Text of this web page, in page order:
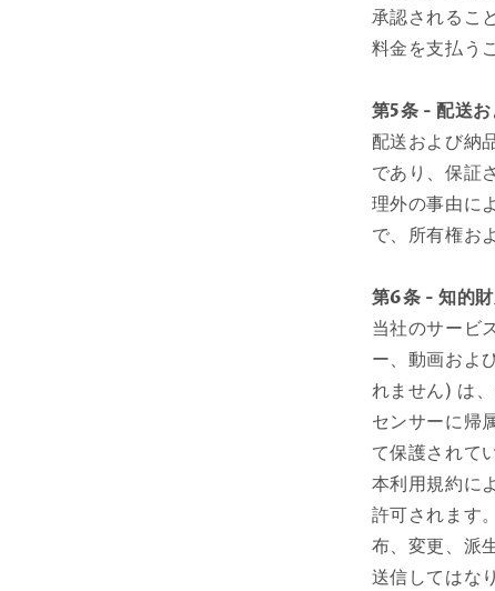
承認されるこ
料金を支払う
第5条 - 配送
配送および納
であり、保証
理外の事由に
で、所有権お
第6条 - 知的
当社のサービ
ー、動画およ
れません) は
センサーに帰
て保護されて
本利用規約に
許可されます
布、変更、派
送信してはな